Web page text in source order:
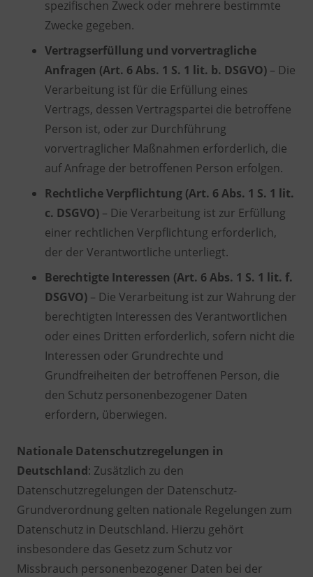
spezifischen Zweck oder mehrere bestimmte
Zwecke gegeben.
Vertragserfüllung und vorvertragliche
Anfragen (Art. 6 Abs. 1 S. 1 lit. b. DSGVO) – Die
Verarbeitung ist für die Erfüllung eines
Vertrags, dessen Vertragspartei die betroffene
Person ist, oder zur Durchführung
vorvertraglicher Maßnahmen erforderlich, die
auf Anfrage der betroffenen Person erfolgen.
Rechtliche Verpflichtung (Art. 6 Abs. 1 S. 1 lit.
c. DSGVO) – Die Verarbeitung ist zur Erfüllung
einer rechtlichen Verpflichtung erforderlich,
der der Verantwortliche unterliegt.
Berechtigte Interessen (Art. 6 Abs. 1 S. 1 lit. f.
DSGVO) – Die Verarbeitung ist zur Wahrung der
berechtigten Interessen des Verantwortlichen
oder eines Dritten erforderlich, sofern nicht die
Interessen oder Grundrechte und
Grundfreiheiten der betroffenen Person, die
den Schutz personenbezogener Daten
erfordern, überwiegen.
Nationale Datenschutzregelungen in
Deutschland: Zusätzlich zu den
Datenschutzregelungen der Datenschutz-
Grundverordnung gelten nationale Regelungen zum
Datenschutz in Deutschland. Hierzu gehört
insbesondere das Gesetz zum Schutz vor
Missbrauch personenbezogener Daten bei der